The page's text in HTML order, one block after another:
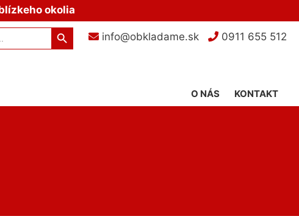
okolia
info@obkladame.sk 0911 655 512
Search Button
KONTAKT
O NÁS